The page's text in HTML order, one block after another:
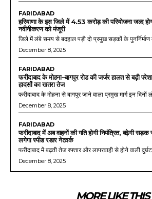
FARIDABAD
हरियाणा के इस जिले में 4.53 करोड़ की परियोजना जल्द
नवीनीकरण को मंजूरी
जिले में लंबे समय से बदहाल पड़ी दो प्रमुख सड़कों के
December 8, 2025
FARIDABAD
फरीदाबाद के मोहना–बागपुर रोड की जर्जर हालत से बढ़ी
हादसों का खतरा तेज
फरीदाबाद के मोहना से बागपुर जाने वाला प्रमुख मार्ग इन दिनों
December 8, 2025
FARIDABAD
फरीदाबाद में अब वाहनों की गति होगी नियंत्रित, बढ़ेगी
लगेगा स्पीड रडार नेटवर्क
फरीदाबाद में बढ़ती तेज रफ्तार और लापरवाही से होने वाली
December 8, 2025
MORE LIKE THIS